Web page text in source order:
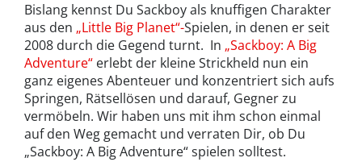
Bislang kennst Du Sackboy als knuffigen Charakter
aus den „Little Big Planet“-Spielen, in denen er seit
2008 durch die Gegend turnt. In „Sackboy: A Big
Adventure“ erlebt der kleine Strickheld nun ein
ganz eigenes Abenteuer und konzentriert sich aufs
Springen, Rätsellösen und darauf, Gegner zu
vermöbeln. Wir haben uns mit ihm schon einmal
auf den Weg gemacht und verraten Dir, ob Du
„Sackboy: A Big Adventure“ spielen solltest.